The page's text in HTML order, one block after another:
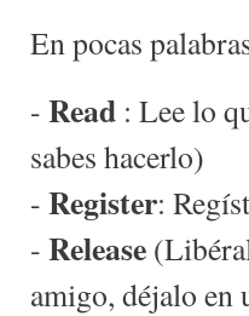
En pocas
- Read : Lee lo
sabes hacerlo)
- Register:
- Release
amigo, déjalo en